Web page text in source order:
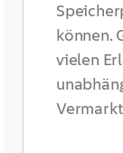
können.
vielen